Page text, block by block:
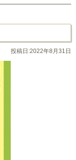
投稿日:2022年8月31日